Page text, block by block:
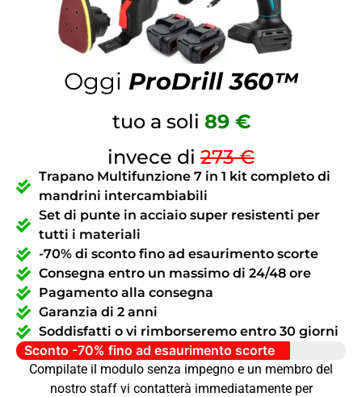
Oggi ProDrill 360™
tuo a soli 89 €
invece di 273 €
Trapano Multifunzione 7 in 1 kit completo di
mandrini intercambiabili
Set di punte in acciaio super resistenti per
tutti i materiali
-70% di sconto fino ad esaurimento scorte
Consegna entro un massimo di 24/48 ore
Pagamento alla consegna
Garanzia di 2 anni
Soddisfatti o vi rimborseremo entro 30 giorni
Sconto -70% fino ad esaurimento scorte
Compilate il modulo senza impegno e un membro del
nostro staff vi contatterà immediatamente per